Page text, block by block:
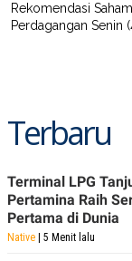
Rekomendasi
Perdagangan Senin
Terbaru
Terminal LPG
Pertamina Raih
Pertama di Dunia
Native | 5 Menit lalu